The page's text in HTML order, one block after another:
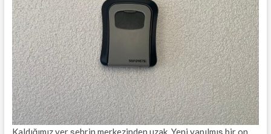
Kaldığımız yer şehrin merkezinden uzak. Yeni yapılmış bir on